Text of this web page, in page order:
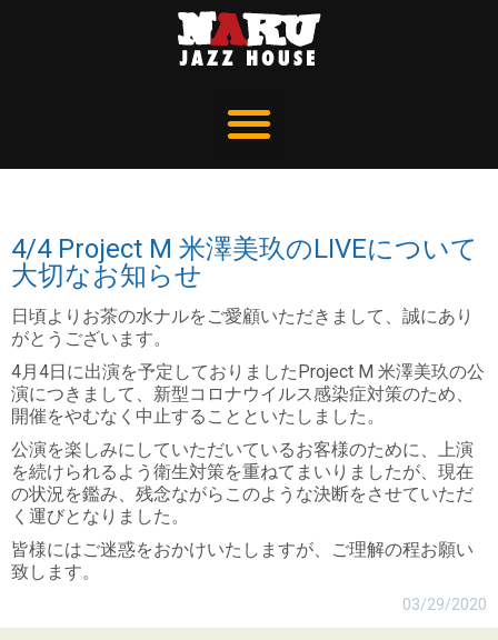
4/4 Project M 米澤美玖のLIVEについて
大切なお知らせ
日頃よりお茶の水ナルをご愛顧いただきまして、誠にあり
がとうございます。
4月4日に出演を予定しておりましたProject M 米澤美玖の公
演につきまして、新型コロナウイルス感染症対策のため、
開催をやむなく中止することといたしました。
公演を楽しみにしていただいているお客様のために、上演
を続けられるよう衛生対策を重ねてまいりましたが、現在
の状況を鑑み、残念ながらこのような決断をさせていただ
く運びとなりました。
皆様にはご迷惑をおかけいたしますが、ご理解の程お願い
致します。
03/29/2020